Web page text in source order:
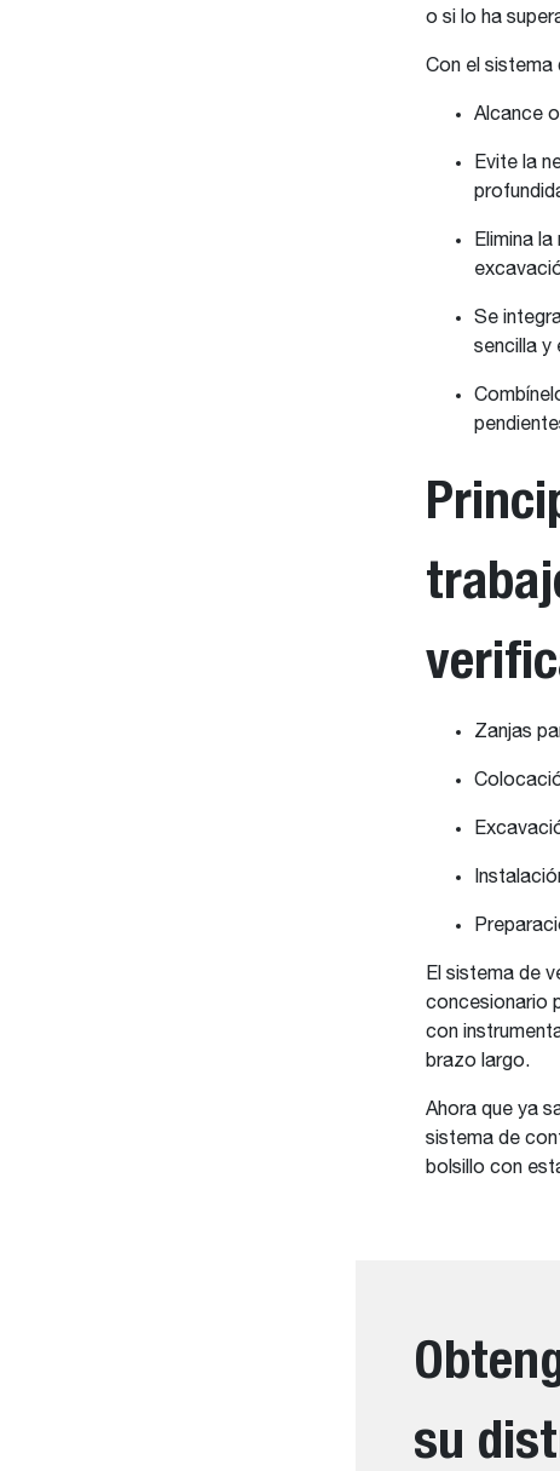
o si lo ha
Con el sistema
Alcance
Evite la
Elimina
Se
sencilla y
Zanjas
El sistema de
concesionario
con
brazo largo.
Ahora que ya
sistema de
bolsillo con
su